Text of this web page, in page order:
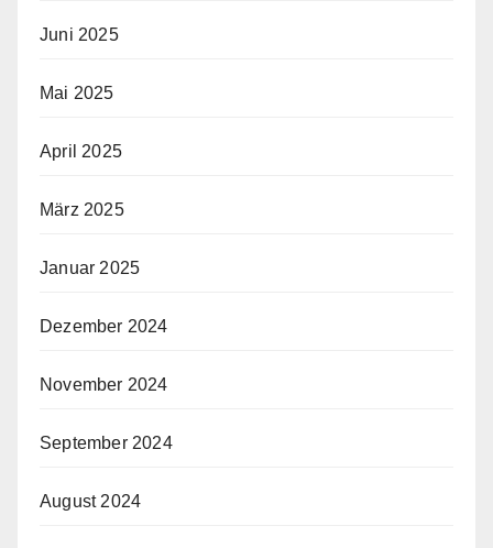
Juni 2025
Mai 2025
April 2025
März 2025
Januar 2025
Dezember 2024
November 2024
September 2024
August 2024